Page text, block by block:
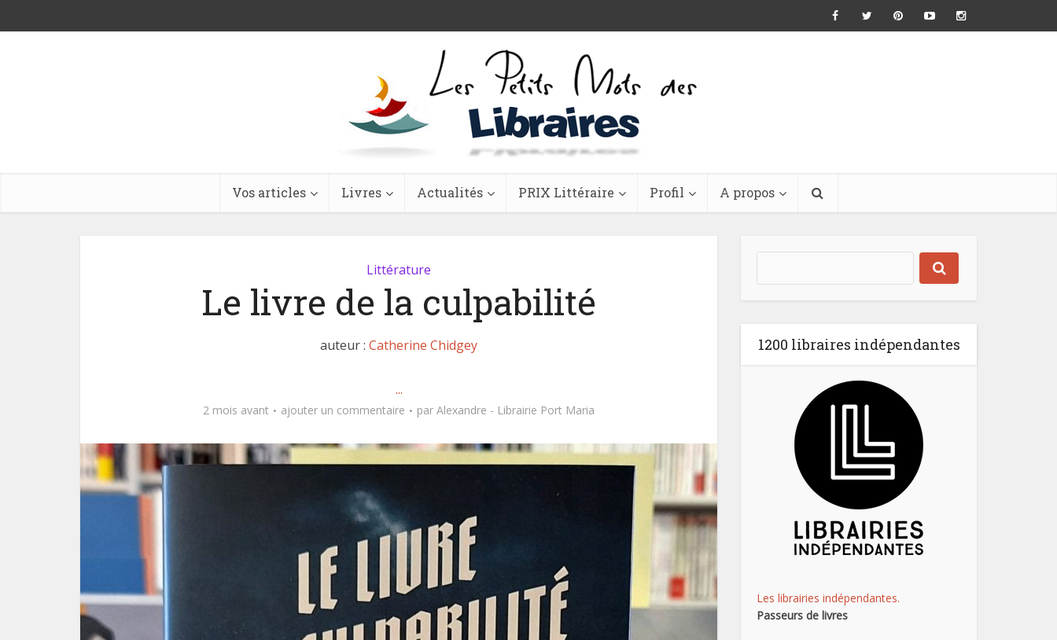
Vos articles Livres Actualités PRIX Littéraire Profil A propos
Littérature
Le livre de la culpabilité
auteur : Catherine Chidgey
...
2 mois avant ajouter un commentaire par Alexandre - Librairie Port Maria
1200 libraires indépendantes
Les librairies indépendantes.
Passeurs de livres